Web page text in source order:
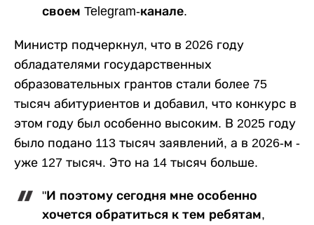
своем Telegram-канале.
Министр подчеркнул, что в 2026 году
обладателями государственных
образовательных грантов стали более 75
тысяч абитуриентов и добавил, что конкурс в
этом году был особенно высоким. В 2025 году
было подано 113 тысяч заявлений, а в 2026-м -
уже 127 тысяч. Это на 14 тысяч больше.
"И поэтому сегодня мне особенно
хочется обратиться к тем ребятам,